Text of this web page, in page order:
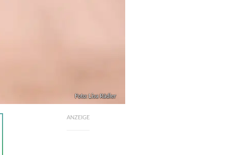
Foto: Lisa Rädler
ANZEIGE